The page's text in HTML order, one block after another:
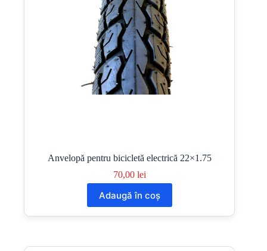
Anvelopă pentru bicicletă electrică 22×1.75
70,00 lei
Adaugă în coș